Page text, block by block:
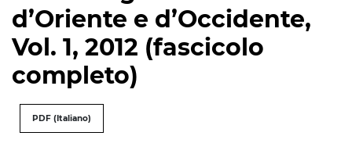
d’Oriente e d’Occidente,
Vol. 1, 2012 (fascicolo
completo)
PDF (Italiano)